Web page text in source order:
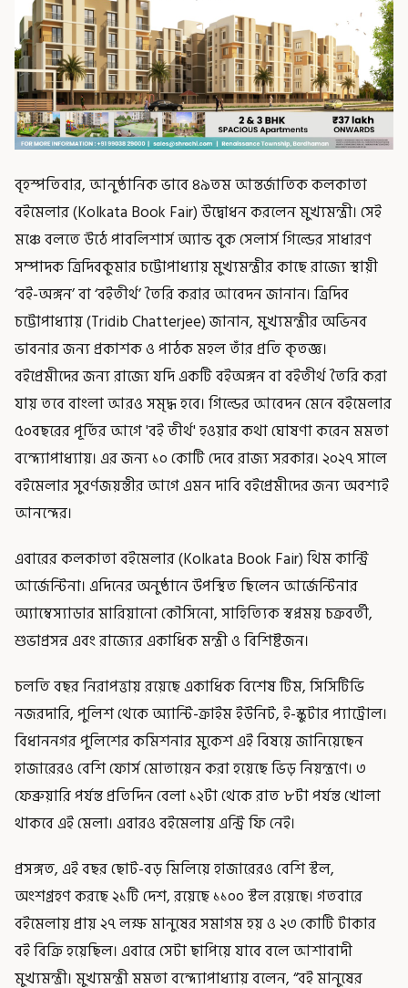
বৃহস্পতিবার, আনুষ্ঠানিক ভাবে ৪৯তম আন্তর্জাতিক কলকাতা
বইমেলার (Kolkata Book Fair) উদ্বোধন করলেন মুখ্যমন্ত্রী। সেই
মঞ্চে বলতে উঠে পাবলিশার্স অ্যান্ড বুক সেলার্স গিল্ডের সাধারণ
সম্পাদক ত্রিদিবকুমার চট্টোপাধ্যায় মুখ্যমন্ত্রীর কাছে রাজ্যে স্থায়ী
‘বই-অঙ্গন’ বা ‘বইতীর্থ’ তৈরি করার আবেদন জানান। ত্রিদিব
চট্টোপাধ্যায় (Tridib Chatterjee) জানান, মুখ্যমন্ত্রীর অভিনব
ভাবনার জন্য প্রকাশক ও পাঠক মহল তাঁর প্রতি কৃতজ্ঞ।
বইপ্রেমীদের জন্য রাজ্যে যদি একটি বইঅঙ্গন বা বইতীর্থ তৈরি করা
যায় তবে বাংলা আরও সমৃদ্ধ হবে। গিল্ডের আবেদন মেনে বইমেলার
৫০বছরের পূর্তির আগে 'বই তীর্থ' হওয়ার কথা ঘোষণা করেন মমতা
বন্দ্যোপাধ্যায়। এর জন্য ১০ কোটি দেবে রাজ্য সরকার। ২০২৭ সালে
বইমেলার সুবর্ণজয়ন্তীর আগে এমন দাবি বইপ্রেমীদের জন্য অবশ্যই
আনন্দের।
এবারের কলকাতা বইমেলার (Kolkata Book Fair) থিম কান্ট্রি
আর্জেন্টিনা। এদিনের অনুষ্ঠানে উপস্থিত ছিলেন আর্জেন্টিনার
অ্যাম্বেস্যাডার মারিয়ানো কৌসিনো, সাহিত্যিক স্বপ্নময় চক্রবর্তী,
শুভাপ্রসন্ন এবং রাজ্যের একাধিক মন্ত্রী ও বিশিষ্টজন।
চলতি বছর নিরাপত্তায় রয়েছে একাধিক বিশেষ টিম, সিসিটিভি
নজরদারি, পুলিশ থেকে অ্যান্টি-ক্রাইম ইউনিট, ই-স্কুটার প্যাট্রোল।
বিধাননগর পুলিশের কমিশনার মুকেশ এই বিষয়ে জানিয়েছেন
হাজারেরও বেশি ফোর্স মোতায়েন করা হয়েছে ভিড় নিয়ন্ত্রণে। ৩
ফেব্রুয়ারি পর্যন্ত প্রতিদিন বেলা ১২টা থেকে রাত ৮টা পর্যন্ত খোলা
থাকবে এই মেলা। এবারও বইমেলায় এন্ট্রি ফি নেই।
প্রসঙ্গত, এই বছর ছোট-বড় মিলিয়ে হাজারেরও বেশি স্টল,
অংশগ্রহণ করছে ২১টি দেশ, রয়েছে ১১০০ স্টল রয়েছে। গতবারে
বইমেলায় প্রায় ২৭ লক্ষ মানুষের সমাগম হয় ও ২৩ কোটি টাকার
বই বিক্রি হয়েছিল। এবারে সেটা ছাপিয়ে যাবে বলে আশাবাদী
মুখ্যমন্ত্রী। মুখ্যমন্ত্রী মমতা বন্দ্যোপাধ্যায় বলেন, “বই মানুষের